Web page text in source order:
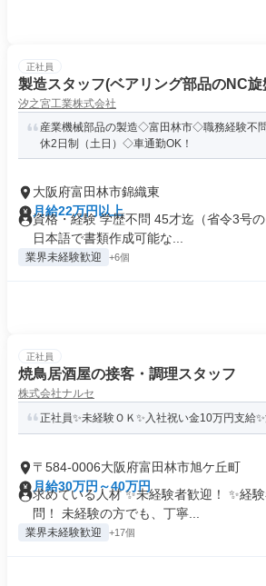
正社員
製造スタッフ(ベアリング部品のNC旋
汐之宮工業株式会社
産業機械部品の製造◇富田林市◇職務経験不
休2日制（土日）◇車通勤OK！
大阪府富田林市錦織東
月給22万円以上
資格・経験 学歴不問 45才迄（省令3号
日本語で書類作成可能な...
業界未経験歓迎 +6個
正社員
焼鳥居酒屋の接客・調理スタッフ
株式会社ナルセ
正社員✨未経験ＯＫ✨入社祝い金10万円支給
〒584-0006大阪府富田林市旭ケ丘町
月給30万円～40万円
求めている人材 ✨未経験者歓迎！ ✨経
問！ 未経験の方でも、丁寧...
業界未経験歓迎 +17個